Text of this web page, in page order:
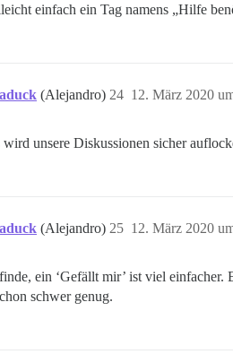
einfach ein Tag namens „Hilfe
(Alejandro) 12. März 2020
24
wird unsere Diskussionen sicher
(Alejandro) 12. März 2020
25
ein ‘Gefällt mir’ ist viel einfacher.
schwer genug.